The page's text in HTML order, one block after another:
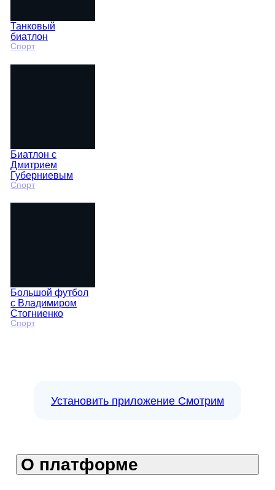
Танковый
биатлон
Спорт
Биатлон с
Дмитрием
Губерниевым
Спорт
Большой футбол
с Владимиром
Стогниенко
Спорт
Установить приложение Смотрим
О платформе